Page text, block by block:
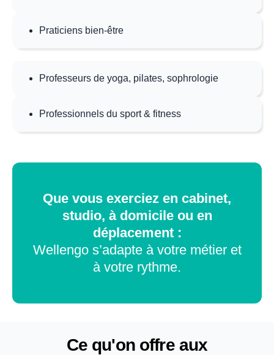
Praticiens bien‑être
Professeurs de yoga, pilates, sophrologie
Professionnels du sport & fitness
Que vous exerciez en cabinet,
studio, à domicile ou en
déplacement :
Wellengo s’adapte à votre métier et
à votre rythme.
Ce qu'on offre aux